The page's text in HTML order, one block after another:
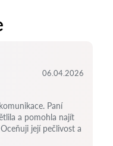
06.04.2026
Paní
a pomohla najít
její pečlivost a